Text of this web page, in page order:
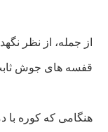
از جمله، از نظر
قفسه های جوش
هنگامی که کوره با